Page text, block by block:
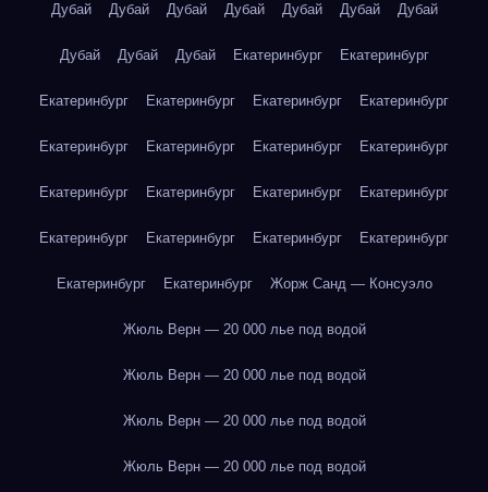
Дубай Дубай Дубай Дубай Дубай Дубай Дубай
Дубай Дубай Дубай Екатеринбург Екатеринбург
Екатеринбург Екатеринбург Екатеринбург Екатеринбург
Екатеринбург Екатеринбург Екатеринбург Екатеринбург
Екатеринбург Екатеринбург Екатеринбург Екатеринбург
Екатеринбург Екатеринбург Екатеринбург Екатеринбург
Екатеринбург Екатеринбург Жорж Санд — Консуэло
Жюль Верн — 20 000 лье под водой
Жюль Верн — 20 000 лье под водой
Жюль Верн — 20 000 лье под водой
Жюль Верн — 20 000 лье под водой